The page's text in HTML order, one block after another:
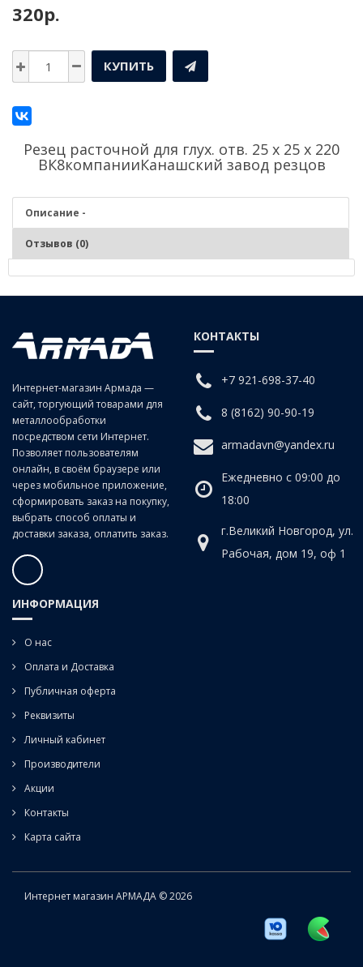
320р.
КУПИТЬ
Резец расточной для глух. отв. 25 х 25 х 220
ВК8компанииКанашский завод резцов
Описание -
Отзывов (0)
Интернет-магазин Армада —
сайт, торгующий товарами для
металлообработки
посредством сети Интернет.
Позволяет пользователям
онлайн, в своём браузере или
через мобильное приложение,
сформировать заказ на покупку,
выбрать способ оплаты и
доставки заказа, оплатить заказ.
КОНТАКТЫ
+7 921-698-37-40
8 (8162) 90-90-19
armadavn@yandex.ru
Ежедневно с 09:00 до
18:00
г.Великий Новгород, ул.
Рабочая, дом 19, оф 1
ИНФОРМАЦИЯ
О нас
Оплата и Доставка
Публичная оферта
Реквизиты
Личный кабинет
Производители
Акции
Контакты
Карта сайта
Интернет магазин АРМАДА © 2026